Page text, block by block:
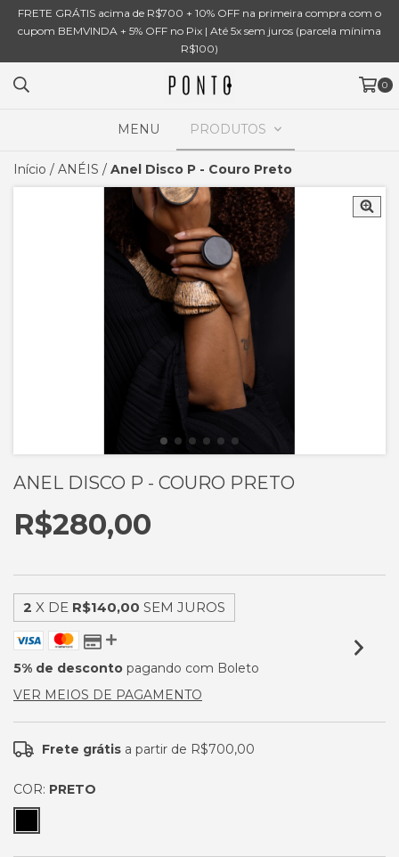
FRETE GRÁTIS acima de R$700 + 10% OFF na primeira compra com o
cupom BEMVINDA + 5% OFF no Pix | Até 5x sem juros (parcela mínima
R$100)
0
MENU PRODUTOS
Início / ANÉIS / Anel Disco P - Couro Preto
ANEL DISCO P - COURO PRETO
R$280,00
2 X DE R$140,00 SEM JUROS
5% de desconto pagando com Boleto
VER MEIOS DE PAGAMENTO
Frete grátis a partir de R$700,00
COR: PRETO